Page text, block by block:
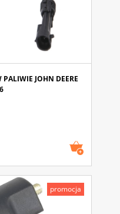
JOHN DEERE
promocja